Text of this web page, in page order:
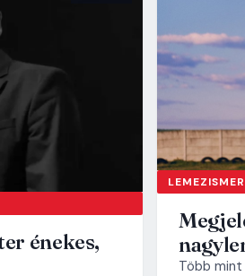
énekes,
Több